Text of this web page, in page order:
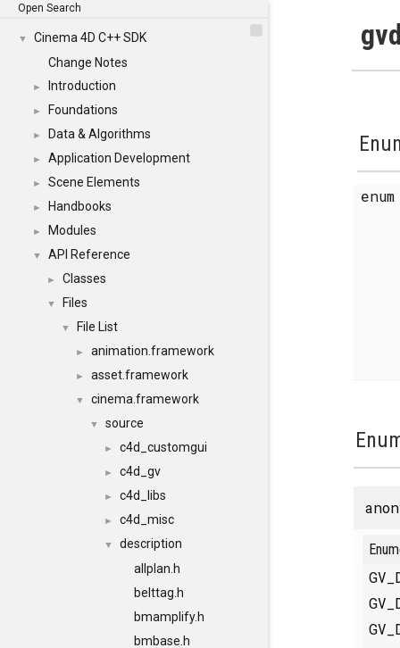
Open Search
▼
Cinema 4D C++ SDK
Change Notes
► Introduction
► Foundations
► Data & Algorithms
► Application Development
► Scene Elements
► Handbooks
► Modules
▼ API Reference
► Classes
▼ Files
▼ File List
► animation.framework
► asset.framework
▼ cinema.framework
▼ source
► c4d_customgui
► c4d_gv
► c4d_libs
► c4d_misc
▼
description
allplan.h
belttag.h
bmamplify.h
bmbase.h